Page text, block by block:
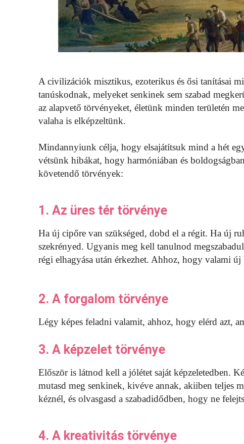
A civilizációk misztikus, ezoterikus és ősi tanításai
tanúskodnak, melyeket senkinek sem szabad
az alapvető törvényeket, életünk minden területén
valaha is elképzeltünk.
Mindannyiunk célja, hogy elsajátítsuk mind a hét
vétsünk hibákat, hogy harmóniában és
követendő törvények:
1. Az üres tér törvénye
Ha új cipőre van szükséged, dobd el a régit. Ha új
szekrényed. Ugyanis meg kell tanulnod
régi elhagyása után érkezhet. Ahhoz, hogy valami
2. A forgalom törvénye
Légy képes feladni valamit, ahhoz, hogy elérd azt,
3. A képzelet törvénye
Először is látnod kell a jólétet saját képzeletedben.
mutasd meg senkinek, kivéve annak, akiiben teljes
kéznél, és olvasgasd a szabadidődben, hogy ne
4. A kreativitás törvénye